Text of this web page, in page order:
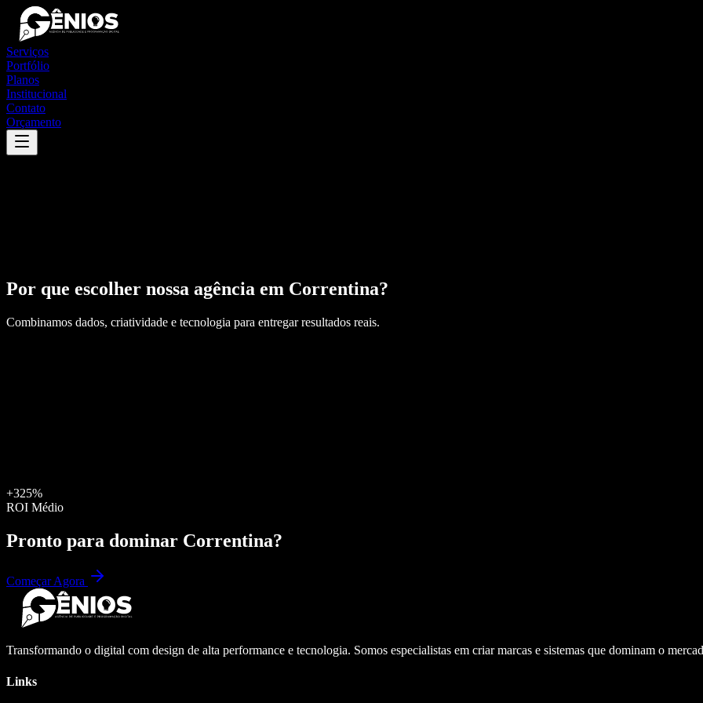
Serviços
Portfólio
Planos
Institucional
Contato
Orçamento
Por que escolher nossa agência em Correntina?
Combinamos dados, criatividade e tecnologia para entregar resultados reais.
+325%
ROI Médio
Pronto para dominar Correntina?
Começar Agora
Transformando o digital com design de alta performance e tecnologia. Somos especialistas em criar marcas e sistemas que dominam o
Links